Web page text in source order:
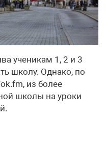
ученикам 1, 2 и 3
школу. Однако, по
из более
школы на уроки